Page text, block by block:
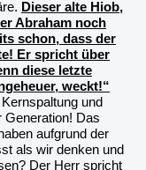
Dieser alte Hiob,
Abraham noch
schon, dass der
Er spricht über
diese letzte
weckt!“
Kernspaltung und
Generation! Das
aufgrund der
als wir denken und
Der Herr spricht